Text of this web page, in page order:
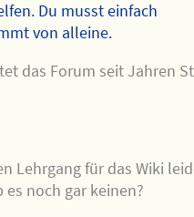
Du musst einfach
von alleine.
das Forum seit Jahren
Lehrgang für das Wiki
es noch gar keinen?